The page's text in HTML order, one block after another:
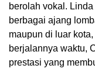
berolah vokal.
berbagai ajang
maupun di luar
berjalannya waktu,
prestasi yang